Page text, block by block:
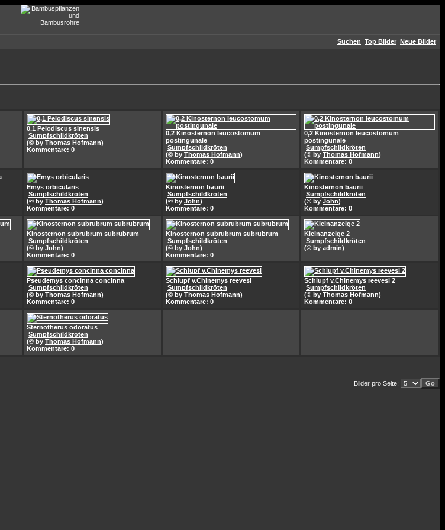
Suchen Top Bilder Neue Bilder
0,1 Pelodiscus sinensis
Sumpfschildkröten
(© by Thomas Hofmann)
Kommentare: 0
0,2 Kinosternon leucostomum
postingunale
Sumpfschildkröten
(© by Thomas Hofmann)
Kommentare: 0
0,2 Kinosternon leucostomum
postingunale
Sumpfschildkröten
(© by Thomas Hofmann)
Kommentare: 0
Emys orbicularis
Sumpfschildkröten
(© by Thomas Hofmann)
Kommentare: 0
Kinosternon baurii
Sumpfschildkröten
(© by John)
Kommentare: 0
Kinosternon baurii
Sumpfschildkröten
(© by John)
Kommentare: 0
Kinosternon subrubrum subrubrum
Sumpfschildkröten
(© by John)
Kommentare: 0
Kinosternon subrubrum subrubrum
Sumpfschildkröten
(© by John)
Kommentare: 0
Kleinanzeige 2
Sumpfschildkröten
(© by admin)
Pseudemys concinna concinna
Sumpfschildkröten
(© by Thomas Hofmann)
Kommentare: 0
Schlupf v.Chinemys reevesi
Sumpfschildkröten
(© by Thomas Hofmann)
Kommentare: 0
Schlupf v.Chinemys reevesi 2
Sumpfschildkröten
(© by Thomas Hofmann)
Kommentare: 0
Sternotherus odoratus
Sumpfschildkröten
(© by Thomas Hofmann)
Kommentare: 0
Bilder pro Seite: